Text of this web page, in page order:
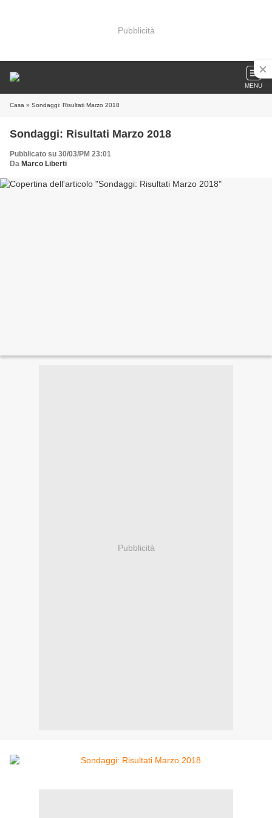
Pubblicità
MENU
Casa » Sondaggi: Risultati Marzo 2018
Sondaggi: Risultati Marzo 2018
Pubblicato su 30/03/PM 23:01
Da Marco Liberti
Pubblicità